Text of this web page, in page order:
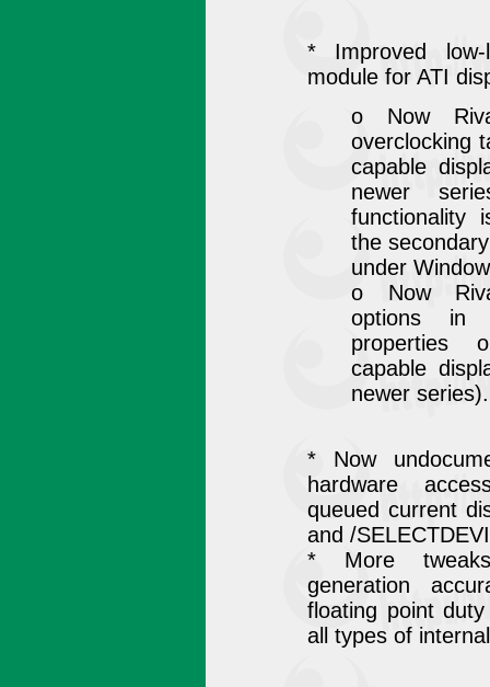
* Improved low-
module for ATI
o Now
overclocking
capable
newer
functionality
the
under
o Now
options in
properties
capable
newer series).
* Now
hardware
queued current
and /
* More
generation
floating point
all types of